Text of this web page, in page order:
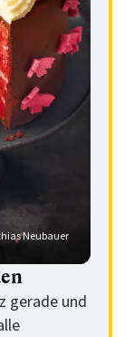
Neubauer
gerade und